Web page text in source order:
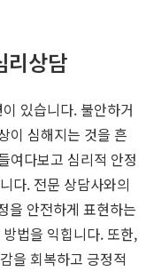
리상담
있습니다. 불안하거
이 심해지는 것을 흔
여다보고 심리적 안정
다. 전문 상담사와의
을 안전하게 표현하는
법을 익힙니다. 또한,
을 회복하고 긍정적